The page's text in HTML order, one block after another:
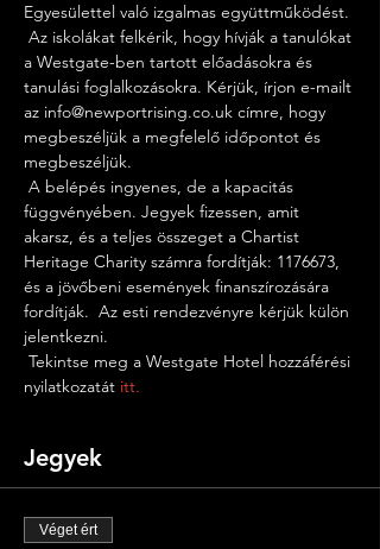
Egyesülettel való izgalmas együttműködést.
a Westgate-ben tartott előadásokra és
tanulási foglalkozásokra. Kérjük, írjon e-mailt
az info@newportrising.co.uk címre, hogy
megbeszéljük a megfelelő időpontot és
megbeszéljük.
függvényében. Jegyek fizessen, amit
akarsz, és a teljes összeget a Chartist
Heritage Charity számra fordítják: 1176673,
és a jövőbeni események finanszírozására
fordítják.  Az esti rendezvényre kérjük külön
jelentkezni.
nyilatkozatát itt.
Jegyek
Véget ért